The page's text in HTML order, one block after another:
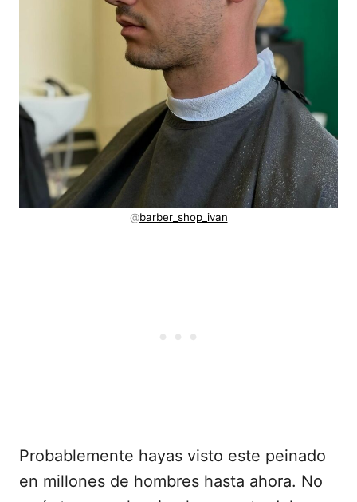
@barber_shop_ivan
Probablemente hayas visto este peinado
en millones de hombres hasta ahora. No